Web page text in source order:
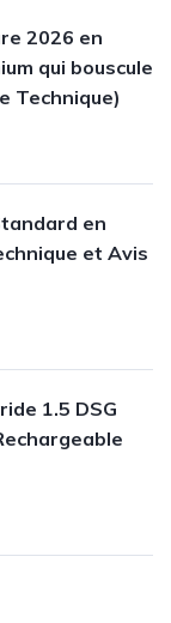
2026 en
qui bouscule
Technique)
en
et Avis
1.5 DSG